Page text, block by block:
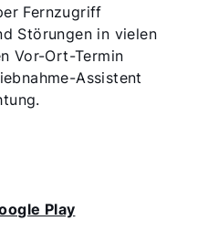
Fernzugriff
Störungen in vielen
Vor-Ort-Termin
Assistent
Play